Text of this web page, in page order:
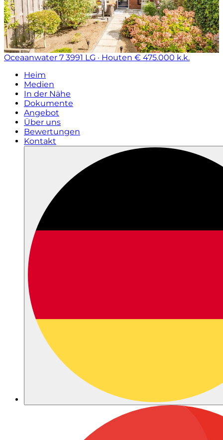
Oceaanwater 7 3991 LG · Houten € 475.000 k.k.
Heim
Medien
In der Nähe
Dokumente
Angebot
Über uns
Bewertungen
Kontakt